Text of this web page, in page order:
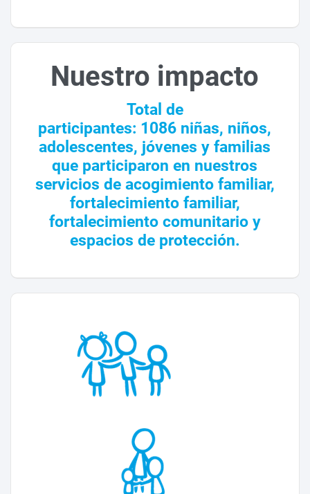
Nuestro impacto
Total de
participantes: 1086 niñas, niños,
adolescentes, jóvenes y familias
que participaron en nuestros
servicios de acogimiento familiar,
fortalecimiento familiar,
fortalecimiento comunitario y
espacios de protección.